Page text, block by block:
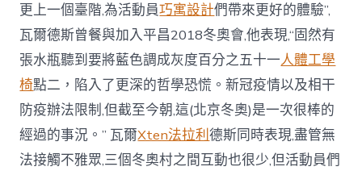
更上一個臺階,為活動員巧寓設計們帶來更好的體驗”,
瓦爾德斯曾餐與加入平昌2018冬奧會,他表現,“固然有
張水瓶聽到要將藍色調成灰度百分之五十一人體工學
椅點二，陷入了更深的哲學恐慌。新冠疫情以及相干
防疫辦法限制,但截至今朝,這(北京冬奧)是一次很棒的
經過的事況。” 瓦爾Xten法拉利德斯同時表現,盡管無
法接觸不雅眾,三個冬奧村之間互動也很少,但活動員們